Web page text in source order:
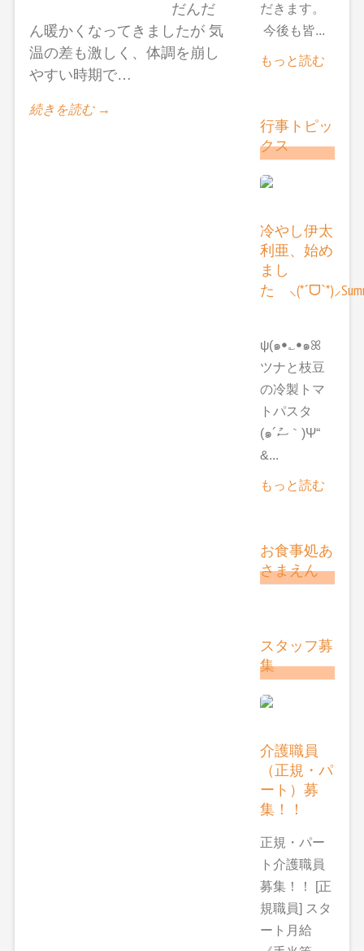
だんだ
ん暖かくなってきましたが 気
温の差も激しく、体調を崩し
やすい時期で…
続きを読む →
だきます。
今後も皆...
もっと読む
行事トピッ
クス
冷やし伊太
利亜、始め
まし
た
ψ(๑ꔷ؎ꔷ๑ꕤ
ツナと枝豆
の冷製トマ
トパスタ
(๑´ސު｀)Ψ“
&...
もっと読む
お食事処あ
さまえん
スタッフ募
集
介護職員
（正規・パ
ート）募
集！！
正規・パー
ト介護職員
募集！！ [正
規職員] スタ
ート月給